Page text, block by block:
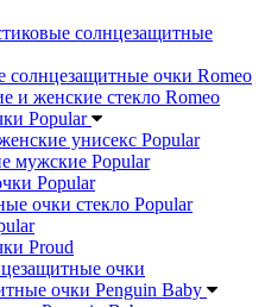
солнцезащитные
очки Romeo
и женские стекло Romeo
Popular
унисекс Popular
мужские Popular
Popular
очки стекло Popular
Proud
очки
очки Penguin Baby